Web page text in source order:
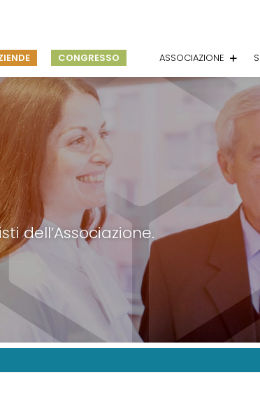
CONGRESSO ASSOCIAZIONE
dell’Associazione.